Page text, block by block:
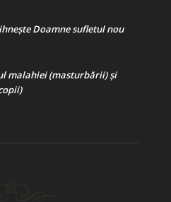
Doamne sufletul nou
malahiei (masturbării) şi